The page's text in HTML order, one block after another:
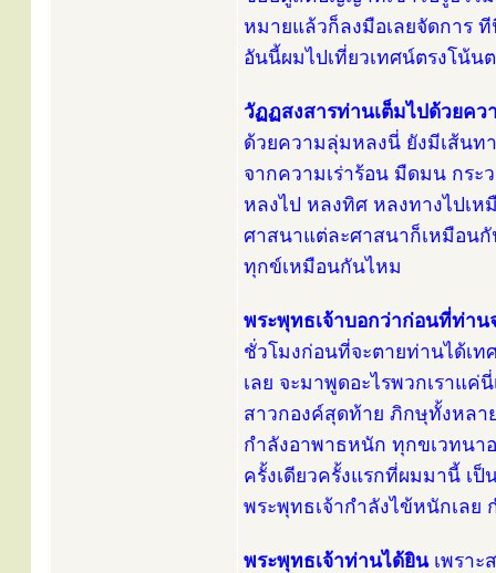
หมายแล้วก็ลงมือเลยจัดการ
อันนี้ผมไปเที่ยวเทศน์ตรงโน้น
วัฏฏสงสารท่านเต็มไปด้วยคว
ด้วยความลุ่มหลงนี่ ยังมีเส้นท
จากความเร่าร้อน มืดมน กร
หลงไป หลงทิศ หลงทางไปเห
ศาสนาแต่ละศาสนาก็เหมือน
ทุกข์เหมือนกันไหม
พระพุทธเจ้าบอกว่าก่อนที่ท่าน
ชั่วโมงก่อนที่จะตายท่านได้เ
เลย จะมาพูดอะไรพวกเราแ
สาวกองค์สุดท้าย ภิกษุทั้งหลา
กำลังอาพาธหนัก ทุกขเวทนา
ครั้งเดียวครั้งแรกที่ผมมานี้ เ
พระพุทธเจ้ากำลังไข้หนักเลย
พระพุทธเจ้าท่านได้ยินเพราะ